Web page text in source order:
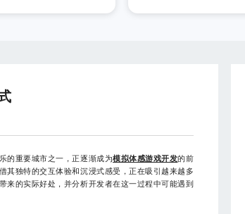
的重要城市之一，正逐渐成为模拟体感游戏开发的前
其独特的交互体验和沉浸式感受，正在吸引越来越多
来的实际好处，并分析开发者在这一过程中可能遇到